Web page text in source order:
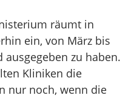
räumt in
ein, von März bis
ausgegeben zu haben.
Kliniken die
nur noch, wenn die